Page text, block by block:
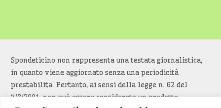
Spondeticino non rappresenta una testata giornalistica,
in quanto viene aggiornato senza una periodicità
prestabilita. Pertanto, ai sensi della legge n. 62 del
7/3/2001, non può essere considerato un prodotto